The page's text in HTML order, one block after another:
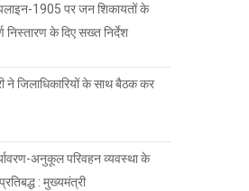
1905 पर जन शिकायतों के
निस्तारण के दिए सख्त निर्देश
ने जिलाधिकारियों के साथ बैठक कर
अनुकूल परिवहन व्यवस्था के
: मुख्यमंत्री